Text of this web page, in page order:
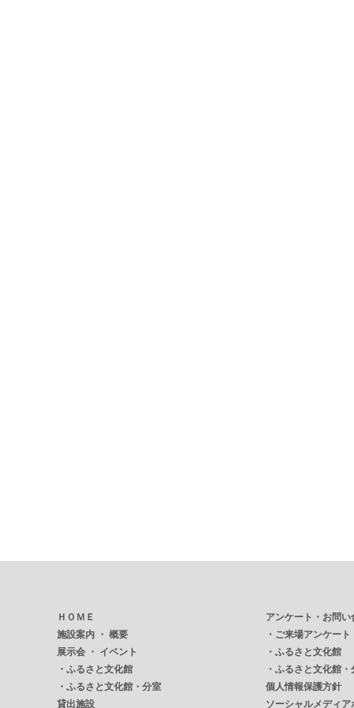
ＨＯＭＥ
施設案内 ・ 概要
展示会 ・ イベント
・ ふるさと文化館
・ ふるさと文化館・分室
貸出施設
アンケート・お問い
・ ご来場アンケート
・ ふるさと文化館
・ ふるさと文化館・
個人情報保護方針
ソーシャルメディア